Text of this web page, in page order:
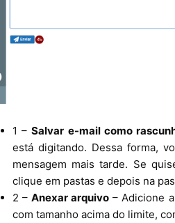
1 –Salvar e-mail como
está digitando. Dessa forma,
mensagem mais tarde. Se
clique em pastas e depois na
2 – Anexar arquivo – Adicione
com tamanho acima do limite,